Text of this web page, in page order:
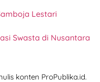
Lestari
Swasta di Nusantara
konten ProPublika.id.